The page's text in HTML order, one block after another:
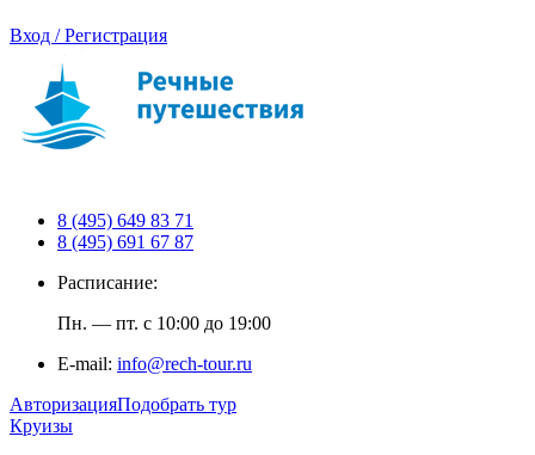
Вход / Регистрация
8 (495) 649 83 71
8 (495) 691 67 87
Расписание:
Пн. — пт. с 10:00 до 19:00
E-mail: info@rech-tour.ru
АвторизацияПодобрать тур
Круизы